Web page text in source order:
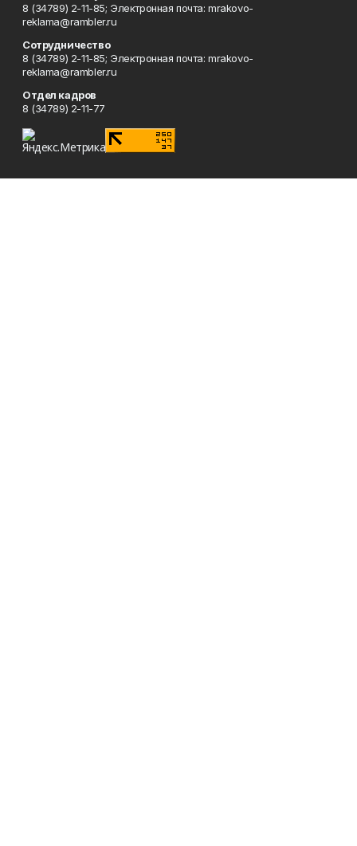
8 (34789) 2-11-85; Электронная почта: mrakovo-
reklama@rambler.ru
Сотрудничество
8 (34789) 2-11-85; Электронная почта: mrakovo-
reklama@rambler.ru
Отдел кадров
8 (34789) 2-11-77